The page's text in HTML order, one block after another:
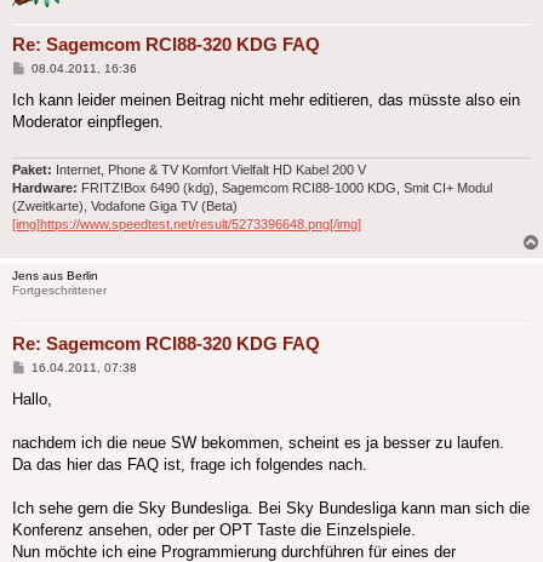
Re: Sagemcom RCI88-320 KDG FAQ
Beitrag
08.04.2011, 16:36
Ich kann leider meinen Beitrag nicht mehr editieren, das müsste also ein
Moderator einpflegen.
Paket: Internet, Phone & TV Komfort Vielfalt HD Kabel 200 V
Hardware: FRITZ!Box 6490 (kdg), Sagemcom RCI88-1000 KDG, Smit CI+ Modul
(Zweitkarte), Vodafone Giga TV (Beta)
[img]https://www.speedtest.net/result/5273396648.png[/img]
Jens aus Berlin
Fortgeschrittener
Re: Sagemcom RCI88-320 KDG FAQ
Beitrag
16.04.2011, 07:38
Hallo,
nachdem ich die neue SW bekommen, scheint es ja besser zu laufen.
Da das hier das FAQ ist, frage ich folgendes nach.
Ich sehe gern die Sky Bundesliga. Bei Sky Bundesliga kann man sich die
Konferenz ansehen, oder per OPT Taste die Einzelspiele.
Nun möchte ich eine Programmierung durchführen für eines der